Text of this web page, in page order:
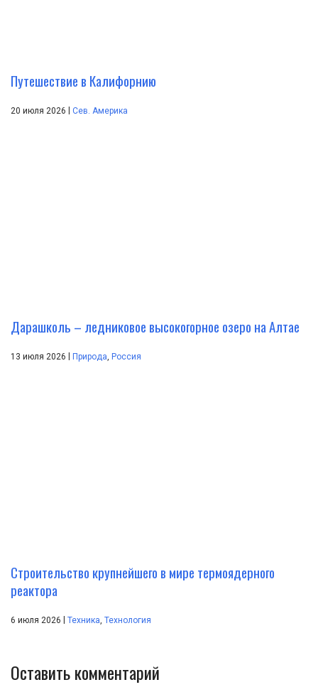
Путешествие в Калифорнию
20 июля 2026 Сев. Америка
Дарашколь – ледниковое высокогорное озеро на Алтае
13 июля 2026 Природа, Россия
Строительство крупнейшего в мире термоядерного
реактора
6 июля 2026 Техника, Технология
Оставить комментарий